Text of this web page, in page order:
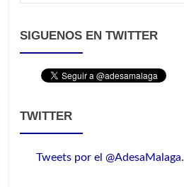
SIGUENOS EN TWITTER
TWITTER
Tweets por el @AdesaMalaga.